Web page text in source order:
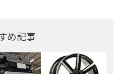
め記事